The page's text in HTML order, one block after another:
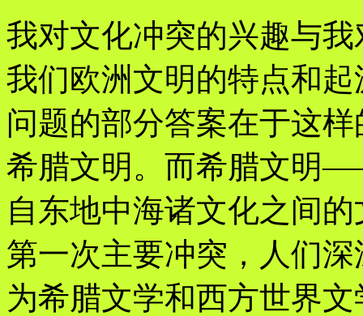
我对文化冲突的兴趣与
我们欧洲文明的特点和
问题的部分答案在于这
希腊文明。而希腊文明
自东地中海诸文化之间
第一次主要冲突，人们
为希腊文学和西方世界